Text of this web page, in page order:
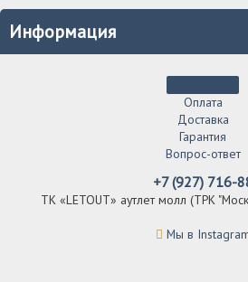
Информация
Оплата
Доставка
Гарантия
Вопрос-ответ
+7 (927) 716-
ТК «LETOUT» аутлет молл (ТРК
Мы в